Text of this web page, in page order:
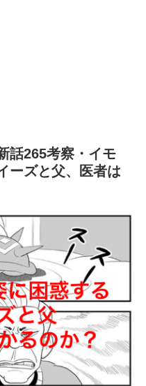
話265考察・イモ
ーズと父、医者は